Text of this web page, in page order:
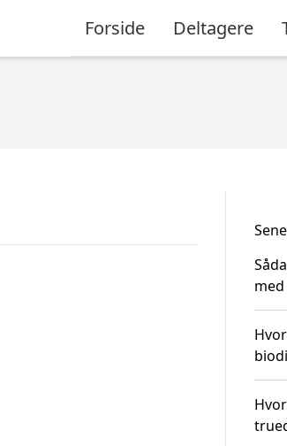
Forside Deltagere